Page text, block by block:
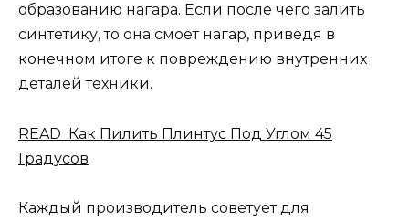
образованию нагара. Если после чего залить
синтетику, то она смоет нагар, приведя в
конечном итоге к повреждению внутренних
деталей техники.
READ Как Пилить Плинтус Под Углом 45
Градусов
Каждый производитель советует для